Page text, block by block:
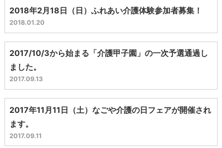
2018年2月18日（日）ふれあい介護体験参加者募集！
2018.01.20
2017/10/3から始まる「介護甲子園」の一次予選通過し
ました。
2017.09.13
2017年11月11日（土）なごや介護の日フェアが開催され
ます。
2017.09.11